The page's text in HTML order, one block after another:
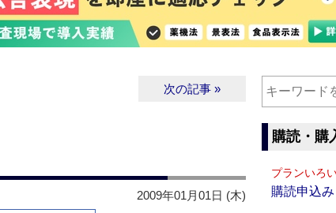
次の記事 »
2009年01月01日 (木)
購読・購
プランいろ
購読申込み